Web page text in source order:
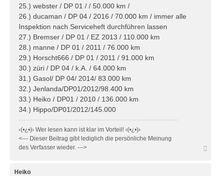
25.) webster / DP 01 / / 50.000 km /
26.) ducaman / DP 04 / 2016 / 70.000 km / immer alle
Inspektion nach Serviceheft durchführen lassen
27.) Bremser / DP 01 / EZ 2013 / 110.000 km
28.) manne / DP 01 / 2011 / 76.000 km
29.) Horscht666 / DP 01 / 2011 / 91.000 km
30.) züri / DP 04 / k.A. / 64.000 km
31.) Gasol/ DP 04/ 2014/ 83.000 km
32.) Jenlanda/DP01/2012/98.400 km
33.) Heiko / DP01 / 2010 / 136.000 km
34.) Hippo/DP01/2012/145.000
‹(•¿•)› Wer lesen kann ist klar im Vorteil! ‹(•¿•)›
<--- Dieser Beitrag gibt lediglich die persönliche Meinung
des Verfasser wieder. --->
Heiko